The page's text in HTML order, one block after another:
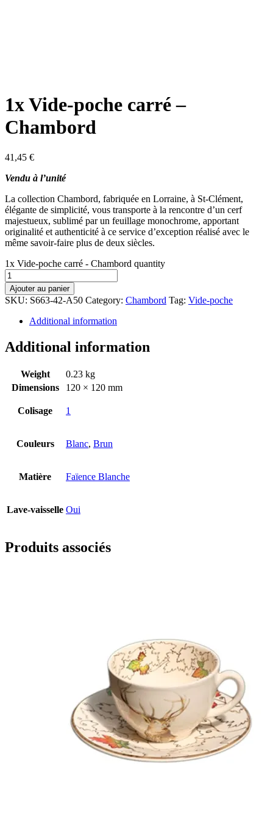
1x Vide-poche carré –
Chambord
41,45 €
Vendu à l’unité
La collection Chambord, fabriquée en Lorraine, à St-Clément,
élégante de simplicité, vous transporte à la rencontre d’un cerf
majestueux, sublimé par un feuillage monochrome, apportant
originalité et authenticité à ce service d’exception réalisé avec le
même savoir-faire plus de deux siècles.
1x Vide-poche carré - Chambord quantity
Ajouter au panier
SKU: S663-42-A50 Category: Chambord Tag: Vide-poche
Additional information
Additional information
Weight
0.23 kg
Dimensions
120 × 120 mm
Colisage 1
Couleurs Blanc, Brun
Matière Faïence Blanche
Lave-vaisselle Oui
Produits associés